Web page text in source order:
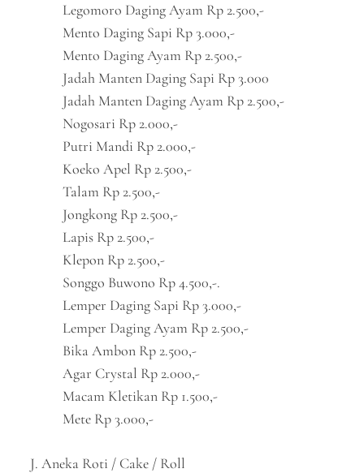
Legomoro Daging Ayam Rp 2.500,-
Mento Daging Sapi Rp 3.000,-
Mento Daging Ayam Rp 2.500,-
Jadah Manten Daging Sapi Rp 3.000
Jadah Manten Daging Ayam Rp 2.500,-
Nogosari Rp 2.000,-
Putri Mandi Rp 2.000,-
Koeko Apel Rp 2.500,-
Talam Rp 2.500,-
Jongkong Rp 2.500,-
Lapis Rp 2.500,-
Klepon Rp 2.500,-
Songgo Buwono Rp 4.500,-.
Lemper Daging Sapi Rp 3.000,-
Lemper Daging Ayam Rp 2.500,-
Bika Ambon Rp 2.500,-
Agar Crystal Rp 2.000,-
Macam Kletikan Rp 1.500,-
Mete Rp 3.000,-
J. Aneka Roti / Cake / Roll